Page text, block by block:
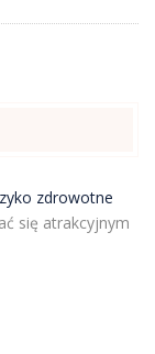
zdrowotne
się atrakcyjnym